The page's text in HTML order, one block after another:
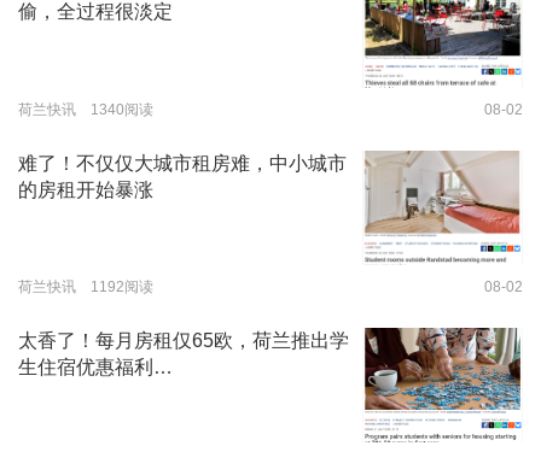
偷，全过程很淡定
荷兰快讯 1340阅读 08-02
难了！不仅仅大城市租房难，中小城市
的房租开始暴涨
荷兰快讯 1192阅读 08-02
太香了！每月房租仅65欧，荷兰推出学
生住宿优惠福利…